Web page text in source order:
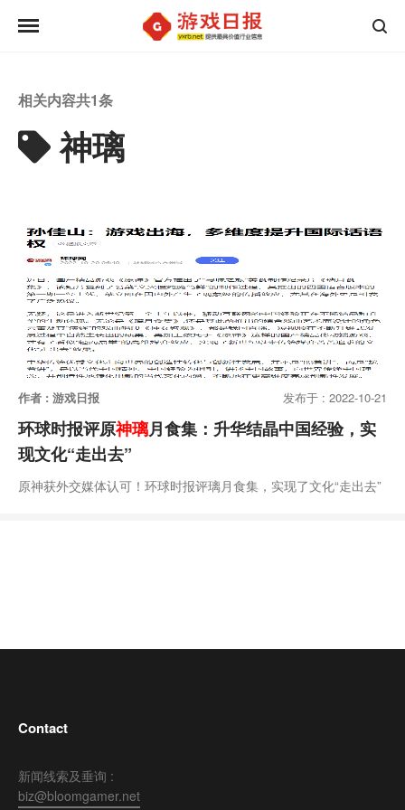
相关内容共1条
神璃
作者 : 游戏日报 发布于 : 2022-10-21
环球时报评原神璃月食集：升华结晶中国经验，实
现文化“走出去”
原神获外交媒体认可！环球时报评璃月食集，实现了文化“走出去”
Contact
新闻线索及垂询 :
biz@bloomgamer.net